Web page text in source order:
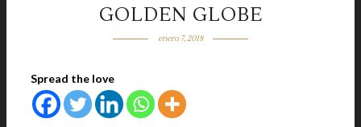
GOLDEN GLOBE
enero 7, 2018
Spread the love